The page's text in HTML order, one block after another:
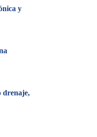
y
drenaje,